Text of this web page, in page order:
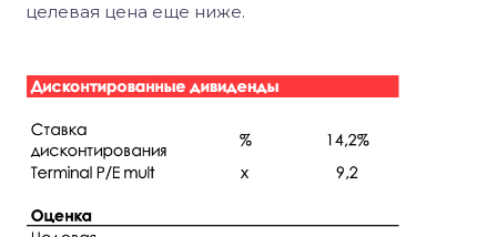
целевая цена еще ниже.